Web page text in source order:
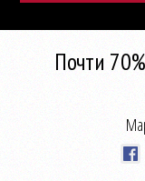
Почти